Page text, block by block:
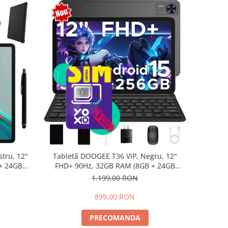
12"
24GB
Tabletă DOOGEE T36 VIP, Negru, 12"
FHD+ 90Hz, 32GB RAM (8GB + 24GB
extensibili), 256GB, Android 15,
1.199,00 RON
899,00 RON
PRECOMANDA